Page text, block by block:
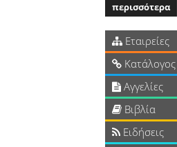
περισσότερα
Εταιρείες
Κατάλογος
Αγγελίες
Βιβλία
Ειδήσεις